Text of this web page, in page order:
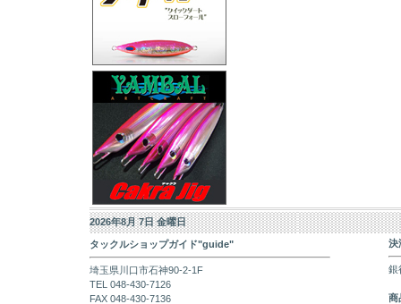
2026年8月 7日 金曜日
タックルショップガイド"guide"
埼玉県川口市石神90-2-1F
TEL 048-430-7126
FAX 048-430-7136
決
銀
商